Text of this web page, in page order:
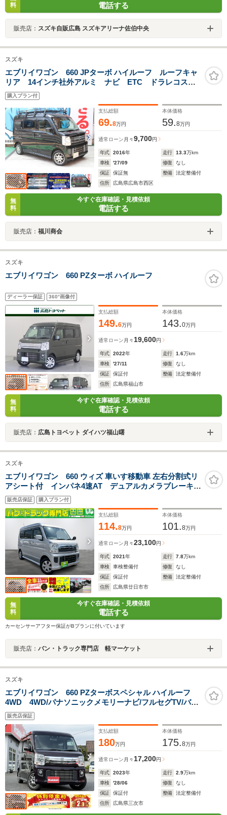
料
電話する
販売店： スズキ自販広島 スズキアリーナ佐伯中央
スズキ
エブリイワゴン 660 JPターボ ハイルーフ ルーフキャ
リア 14インチ社外アルミ ナビ ETC ドラレコスマ
ートキー 運転席助手席エアバック 両側スライドドア
購入プラン付
支払総額
69.8万円
本体価格
59.8万円
通常ローン 月々9,700円
年式 2016年 走行 13.3万km
車検
'27/09 修復
なし
保証
保証無 整備
法定整備付
住所
広島県広島市西区
無
料
今すぐ在庫確認・見積依頼
電話する
販売店： 福川商会
スズキ
エブリイワゴン 660 PZターボ ハイルーフ
ディーラー保証 360°画像付
支払総額
149.6万円
本体価格
143.0万円
通常ローン 月々19,600円
年式 2022年 走行 1.6万km
車検
'27/11 修復
なし
保証
保証付 整備
法定整備付
住所
広島県福山市
無
料
今すぐ在庫確認・見積依頼
電話する
販売店： 広島トヨペット ダイハツ福山曙
スズキ
エブリイワゴン 660 ウィズ 車いす移動車 左右分割式リ
アシート付 インパネ4速AT デュアルカメラブレーキサ
ポート レーンキープアラート 横滑り防止装置 プッ
シュスタート スマートキー 盗難警報装置
販売店保証 購入プラン付
支払総額
114.8万円
本体価格
101.8万円
通常ローン 月々23,100円
年式 2021年 走行 7.8万km
車検
車検整備付 修復
なし
保証
保証付 整備
法定整備付
住所
広島県廿日市市
無
料
今すぐ在庫確認・見積依頼
電話する
カーセンサーアフター保証がBプランに付いています
販売店： バン・トラック専門店 軽マーケット
スズキ
エブリイワゴン 660 PZターボスペシャル ハイルーフ
4WD 4WD/パナソニックメモリーナビ/フルセグTV/バッ
クカメラ/両側パワースライドドア/左側オートステッ
プ/RS-Rダウンサス/ラテラルロッド/社外14インチAW
販売店保証
支払総額
180万円
本体価格
175.8万円
通常ローン 月々 17,200円
年式 2023年 走行 2.9万km
車検
'28/06 修復
なし
保証
保証付 整備
法定整備付
住所
広島県三次市